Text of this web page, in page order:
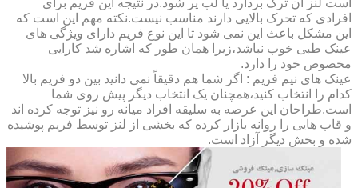
است لنز آن ترک بردارد یا لب پر شود.در نتیجه این فریم برای
افرادی که تحرک بالایی دارند مناسب نیست.نکته مهم این است که
این مشکل باعث این نمی شود تا این نوع فریم دارای ویژگی های
عینک طبی خوب نباشد،زیرا همان طور که اشاره شد کارایی
مخصوص خود را دارد.
عینک های نیم فریم : اگر شما هم دقیقاً نمی دانید بین دو فریم بالا
کدام را انتخاب کنید،همچنان یک انتخاب دیگر پیش روی شما
است.طراحان این عرصه به سلیقه افراد میانه رو نیز توجه کرده اند
و قاب هایی را روانه بازار کرده که بخشی از لنز توسط فریم پوشیده
شده و بخش دیگر آزاد است.